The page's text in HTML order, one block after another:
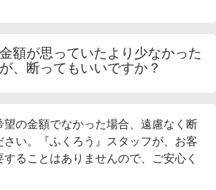
額が思っていたより少なかった
、断ってもいいですか？
望の金額でなかった場合、遠慮なく断
さい。『ふくろう』スタッフが、お客
することはありませんので、ご安心く